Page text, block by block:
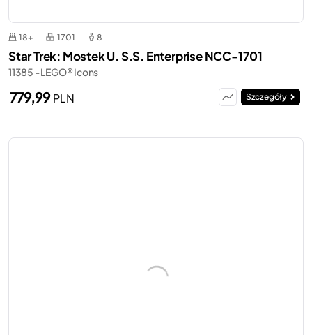
18+ 1701 8
Star Trek: Mostek U. S.S. Enterprise NCC-1701
11385 - LEGO® Icons
779,99PLN Szczegóły